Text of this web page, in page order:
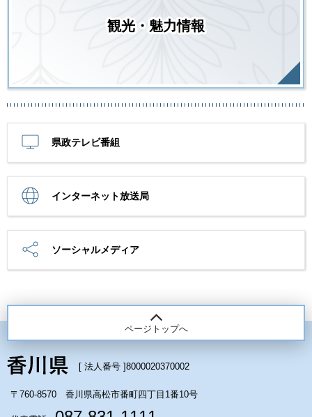
観光・魅力情報
県政テレビ番組
インターネット放送局
ソーシャルメディア
ページトップへ
[ 法人番号 ]8000020370002
〒760-8570 香川県高松市番町四丁目1番10号